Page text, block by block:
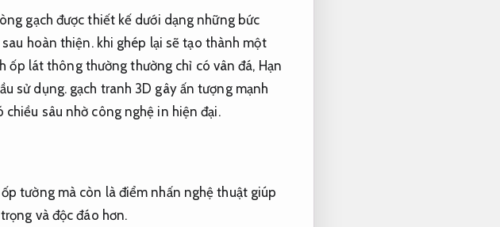
gạch được thiết kế dưới dạng những bức
hoàn thiện.khi ghép lại sẽ tạo thành một
ốp lát thông thường thường chỉ có vân đá, Hạn
sử dụng.gạch tranh 3D gây ấn tượng mạnh
chiều sâu nhờ công nghệ in hiện đại.
tường mà còn là điểm nhấn nghệ thuật giúp
và độc đáo hơn.